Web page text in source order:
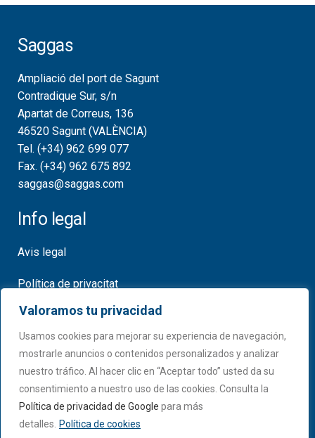
Valoramos tu privacidad
Usamos cookies para mejorar su experiencia de navegación,
mostrarle anuncios o contenidos personalizados y analizar
nuestro tráfico. Al hacer clic en “Aceptar todo” usted da su
consentimiento a nuestro uso de las cookies. Consulta la
Política de privacidad de Google para más
detalles.
Política de cookies
Saggas
Ampliació del port de Sagunt
Contradique Sur, s/n
Apartat de Correus, 136
46520 Sagunt (VALÈNCIA)
Tel. (+34) 962 699 077
Fax. (+34) 962 675 892
saggas@saggas.com
Info legal
Avis legal
Política de privacitat
Política de cookies
Certificats